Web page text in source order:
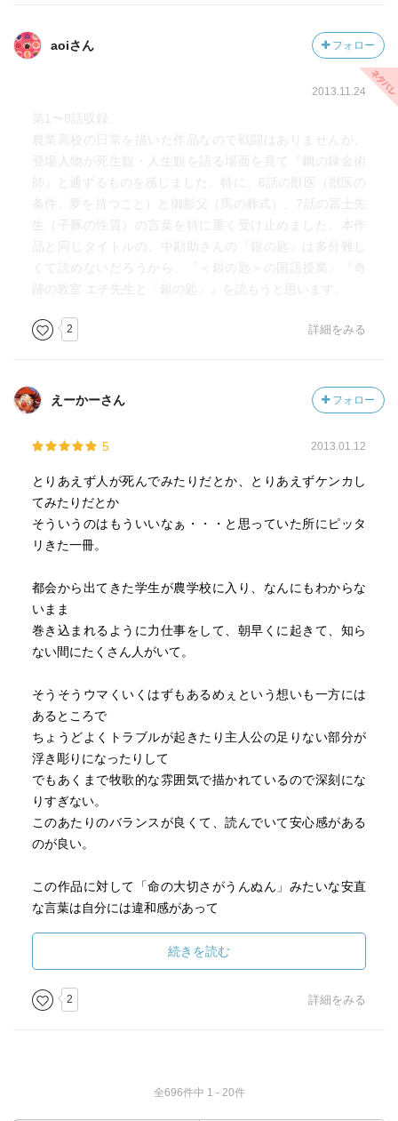
aoiさん フォロー
2013.11.24
第1〜8話収録。
農業高校の日常を描いた作品なので戦闘はありませんが、
登場人物が死生観・人生観を語る場面を見て『鋼の錬金術
師』と通ずるものを感じました。特に、6話の獣医（獣医の
条件、夢を持つこと）と御影父（馬の葬式）、7話の冨士先
生（子豚の性質）の言葉を特に重く受け止めました。本作
品と同じタイトルの、中勘助さんの『銀の匙』は多分難し
くて読めないだろうから、『＜銀の匙＞の国語授業』『奇
跡の教室 エチ先生と「銀の匙」』を読もうと思います。
2 詳細をみる
えーかーさん フォロー
5 2013.01.12
とりあえず人が死んでみたりだとか、とりあえずケンカし
てみたりだとか
そういうのはもういいなぁ・・・と思っていた所にピッタ
リきた一冊。
都会から出てきた学生が農学校に入り、なんにもわからな
いまま
巻き込まれるように力仕事をして、朝早くに起きて、知ら
ない間にたくさん人がいて。
そうそうウマくいくはずもあるめぇという想いも一方には
あるところで
ちょうどよくトラブルが起きたり主人公の足りない部分が
浮き彫りになったりして
でもあくまで牧歌的な雰囲気で描かれているので深刻にな
りすぎない。
このあたりのバランスが良くて、読んでいて安心感がある
のが良い。
この作品に対して「命の大切さがうんぬん」みたいな安直
な言葉は自分には違和感があって
この作品の良さがひとつあるような気がしています。
ずっと読みます。
続きを読む
2 詳細をみる
全696件中 1 - 20件